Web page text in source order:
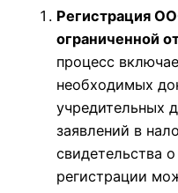
Регистрация
ограниченной
процесс
необходимых
учредительных
заявлений в
свидетельства
регистрации